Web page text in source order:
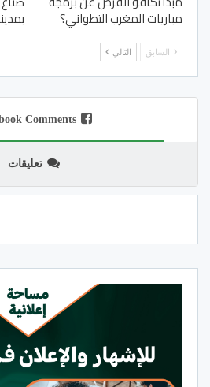
مباريات المغرب التطواني؟
السابق التالي
Comments
تعليقات